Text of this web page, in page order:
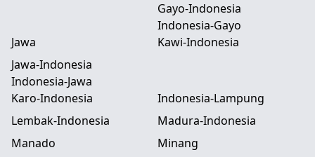
Gayo-Indonesia
Indonesia-Gayo
Jawa
Jawa-Indonesia
Indonesia-Jawa
Kawi-Indonesia
Karo-Indonesia
Indonesia-Lampung
Lembak-Indonesia
Madura-Indonesia
Manado
Minang